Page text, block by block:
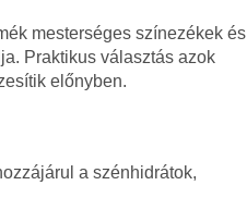
mesterséges színezékek és
Praktikus választás azok
előnyben.
a szénhidrátok,